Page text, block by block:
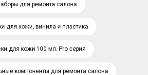
для ремонта салона
для кожи, винила и пластика
для кожи 100 мл. Pro серия
компоненты для ремонта салона